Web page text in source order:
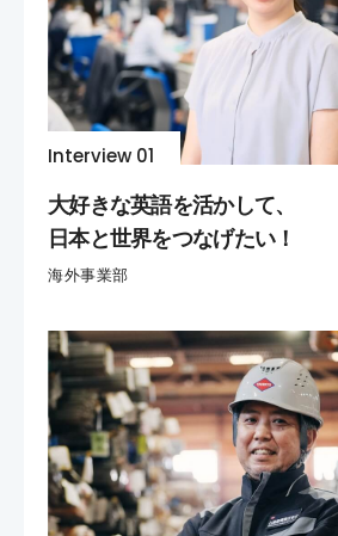
Interview 01
大好きな英語を活かして、
日本と世界をつなげたい！
海外事業部